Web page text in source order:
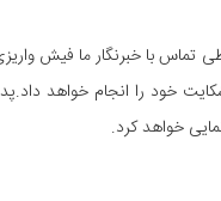
خود را انجام خواهد
خواهد کرد.